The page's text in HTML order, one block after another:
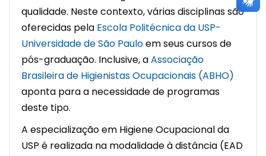
qualidade. Neste contexto, várias disciplinas são
oferecidas pela Escola Politécnica da USP-
Universidade de São Pauloem seus cursos de
pós-graduação. Inclusive, aAssociação
Brasileira de Higienistas Ocupacionais (ABHO)
aponta para a necessidade de programas
deste tipo.
A especialização em Higiene Ocupacional da
USP é realizada na modalidade à distância (EAD